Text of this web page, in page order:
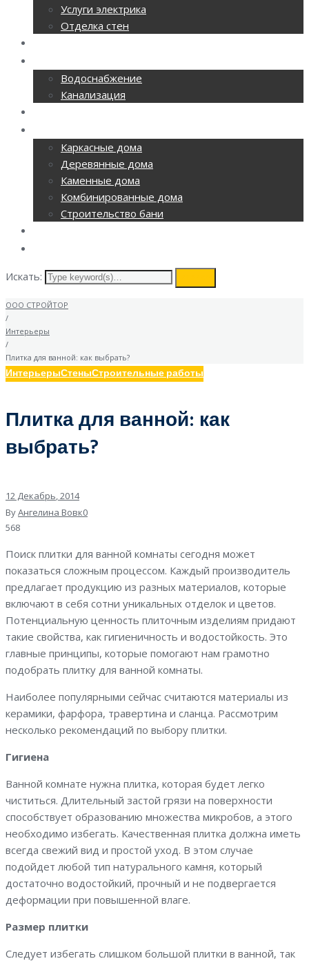
Услуги электрика
Отделка стен
Водоснабжение
Канализация
Каркасные дома
Деревянные дома
Каменные дома
Комбинированные дома
Строительство бани
Искать:
ООО СТРОЙТОР
/
Интерьеры
/
Плитка для ванной: как выбрать?
ИнтерьерыСтеныСтроительные работы
Плитка для ванной: как
выбрать?
12 Декабрь, 2014
ByАнгелина Вовк0
568
Поиск плитки для ванной комнаты сегодня может
показаться сложным процессом. Каждый производитель
предлагает продукцию из разных материалов, которые
включают в себя сотни уникальных отделок и цветов.
Потенциальную ценность плиточным изделиям придают
такие свойства, как гигиеничность и водостойкость. Это
главные принципы, которые помогают нам грамотно
подобрать плитку для ванной комнаты.
Наиболее популярными сейчас считаются материалы из
керамики, фарфора, травертина и сланца. Рассмотрим
несколько рекомендаций по выбору плитки.
Гигиена
Ванной комнате нужна плитка, которая будет легко
чиститься. Длительный застой грязи на поверхности
способствует образованию множества микробов, а этого
необходимо избегать. Качественная плитка должна иметь
всегда свежий вид и простой уход. В этом случае
подойдет любой тип натурального камня, который
достаточно водостойкий, прочный и не подвергается
деформации при повышенной влаге.
Размер плитки
Следует избегать слишком большой плитки в ванной, так